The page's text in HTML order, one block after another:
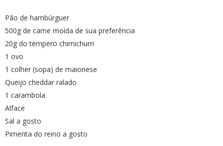
Pão de hambúrguer
500g de carne moída de sua preferência
20g do tempero chimichurri
1 ovo
1 colher (sopa) de maionese
Queijo cheddar ralado
1 carambola
Alface
Sal a gosto
Pimenta do reino a gosto